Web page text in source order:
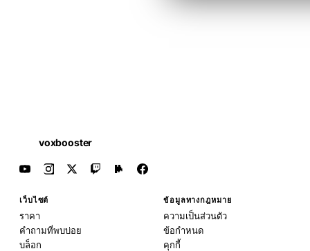
voxbooster
เว็บไซต์
ราคา
คำถามที่พบบ่อย
บล็อก
ข้อมูลทางกฎหมาย
ความเป็นส่วนตัว
ข้อกำหนด
คุกกี้